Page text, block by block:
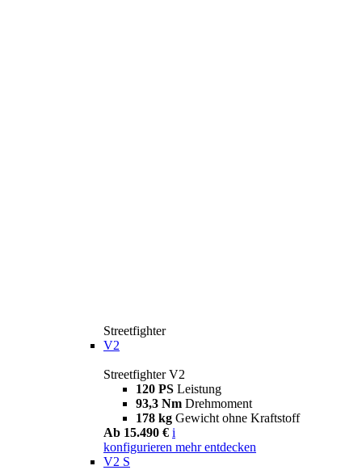
Streetfighter
V2
Streetfighter V2
120 PS Leistung
93,3 Nm Drehmoment
178 kg Gewicht ohne Kraftstoff
Ab 15.490 € i
konfigurieren mehr entdecken
V2 S